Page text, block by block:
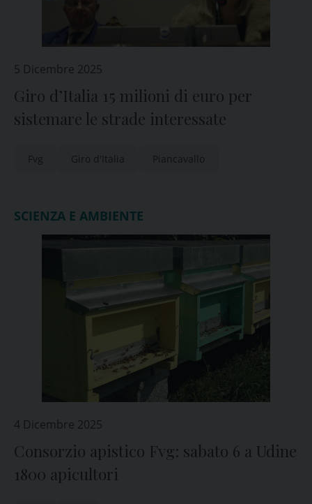
5 Dicembre 2025
Giro d’Italia 15 milioni di euro per
sistemare le strade interessate
Fvg Giro d'Italia Piancavallo
SCIENZA E AMBIENTE
4 Dicembre 2025
Consorzio apistico Fvg: sabato 6 a Udine
1800 apicultori